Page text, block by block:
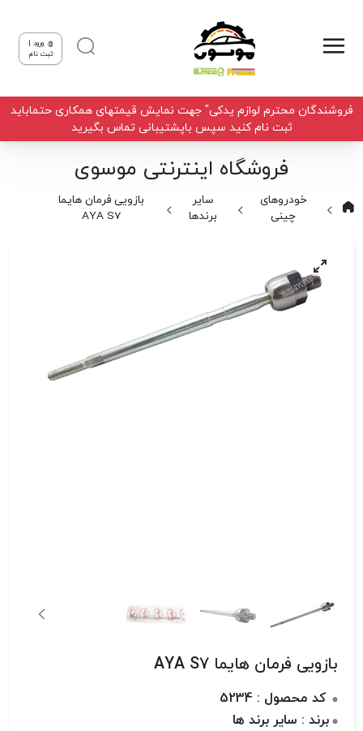
ورود |
ثبت نام
فروشندگان محترم لوازم یدکی" جهت نمایش قیمتهای همکاری حتماباید
ثبت نام کنید سپس باپشتیبانی تماس بگیرید
فروشگاه اینترنتی موسوی
خودروهای
چینی
سایر
برندها
بازویی فرمان هایما
AYA S7
بازویی فرمان هایما AYA S7
کد محصول : 5234
برند : سایر برند ها